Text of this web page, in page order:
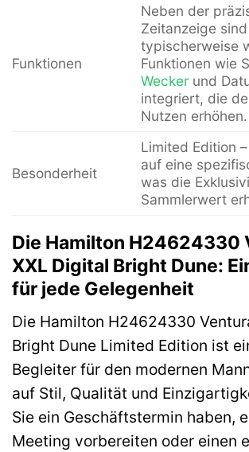
Funktionen
Neben der
Zeitanzeige sind
typischerweise
Funktionen wie
Weckerund
integriert, die
Nutzen erhöhen.
Besonderheit
Limited Edition
auf eine
was die
Sammlerwert
Die Hamilton H24624330
XXL Digital Bright Dune:
für jede Gelegenheit
Die Hamilton H24624330
Bright Dune Limited Edition ist
Begleiter für den modernen
auf Stil, Qualität und
Sie ein Geschäftstermin haben,
Meeting vorbereiten oder einen